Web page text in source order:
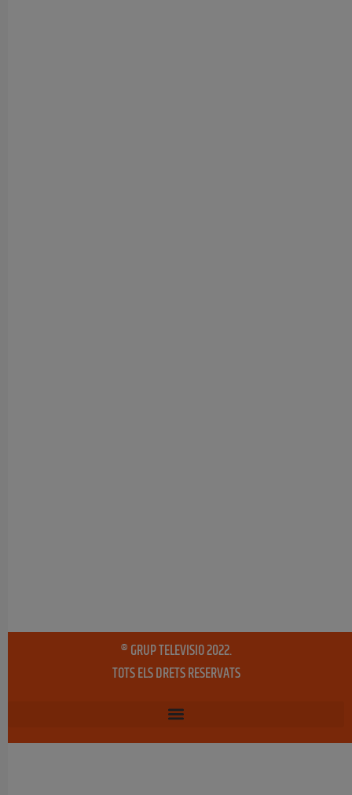
® GRUP TELEVISIO 2022.
TOTS ELS DRETS RESERVATS